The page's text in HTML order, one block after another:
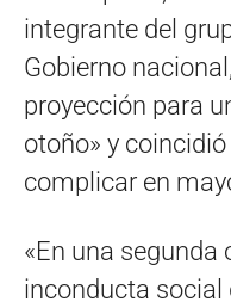
integrante del
Gobierno
proyección para
otoño» y
complicar en
«En una
inconducta social